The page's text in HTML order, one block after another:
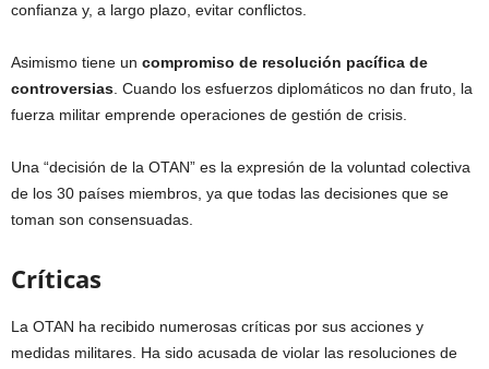
confianza y, a largo plazo, evitar conflictos.
Asimismo tiene un compromiso de resolución pacífica de
controversias . Cuando los esfuerzos diplomáticos no dan fruto, la
fuerza militar emprende operaciones de gestión de crisis.
Una “decisión de la OTAN” es la expresión de la voluntad colectiva
de los 30 países miembros, ya que todas las decisiones que se
toman son consensuadas.
Críticas
La OTAN ha recibido numerosas críticas por sus acciones y
medidas militares. Ha sido acusada de violar las resoluciones de